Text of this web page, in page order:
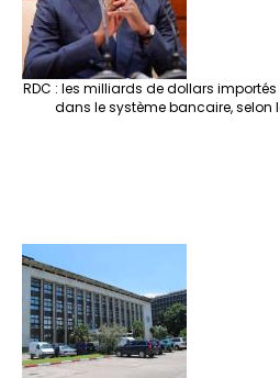
RDC : les milliards de dollars
dans le système bancaire, selon